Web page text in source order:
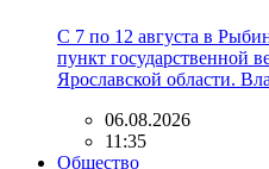
С 7 по 12 августа в
пункт государственной
Ярославской области.
06.08.2026
11:35
Общество